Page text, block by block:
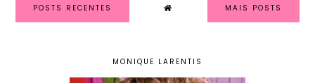
POSTS RECENTES MAIS POSTS
MONIQUE LARENTIS